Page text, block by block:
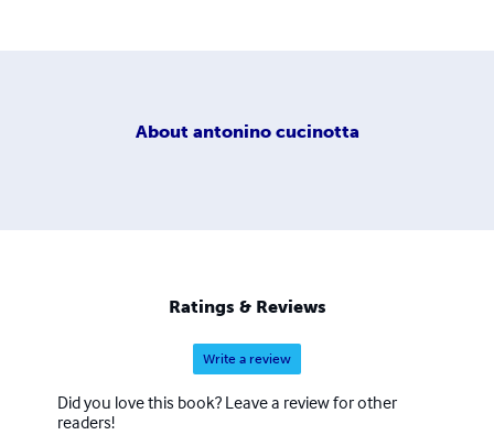
About antonino cucinotta
Ratings & Reviews
Write a review
Did you love this book? Leave a review for other
readers!